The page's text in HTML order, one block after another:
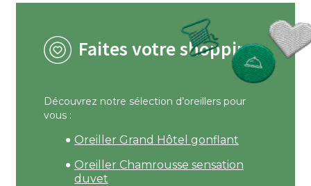
Faites votre shopping
Découvrez notre sélection d’oreillers pour
vous :
Oreiller Grand Hôtel gonflant
Oreiller Chamrousse sensation
duvet